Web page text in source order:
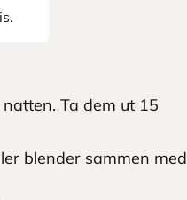
Ta dem ut 15
blender sammen med